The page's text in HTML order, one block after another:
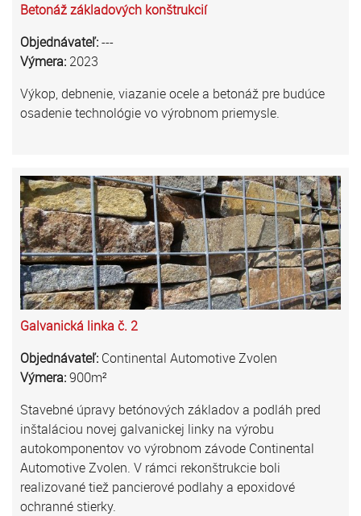
Betonáž základových konštrukcií
Objednávateľ:---
Výmera: 2023
Výkop, debnenie, viazanie ocele a betonáž pre budúce
osadenie technológie vo výrobnom priemysle.
Galvanická linka č. 2
Objednávateľ: Continental Automotive Zvolen
Výmera:900m²
Stavebné úpravy betónových základov a podláh pred
inštaláciou novej galvanickej linky na výrobu
autokomponentov vo výrobnom závode Continental
Automotive Zvolen. V rámci rekonštrukcie boli
realizované tiež pancierové podlahy a epoxidové
ochranné stierky.